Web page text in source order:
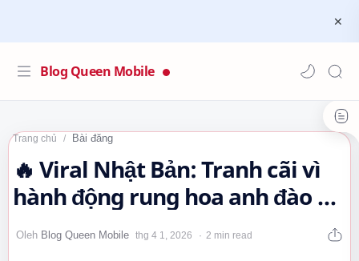
Blog Queen Mobile
Trang chủ Bài đăng
🔥 Viral Nhật Bản: Tranh cãi vì
hành động rung hoa anh đào 🌸
🤔
2 min read